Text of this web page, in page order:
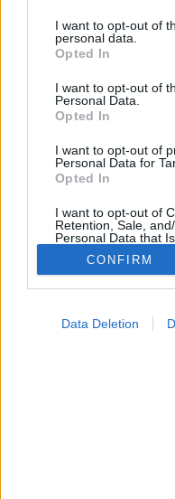
not limited to your visit
grant or deny consent to
use your data for below
consent section.
I want to opt-out of
personal data.
Opted In
I want to opt-out of
Personal Data.
Opted In
I want to opt-out of
Personal Data for
Opted In
I want to opt-out of
Retention, Sale,
Personal Data that
Purposes for which
Opted Out
CONFIRM
Data Deletion
Betegségek A-Z
Tünet
Vizsgálat
Életmódváltás
Kutatás
Prevenció
Hírek
Videók
Kisállatok
#allergia#influenza
#orvosmeteorológia
#pajzsmirigy#reflux
Regisztráció